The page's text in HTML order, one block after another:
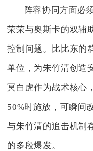
阵容协同方面必
荣荣与奥斯卡的双辅
控制问题。比比东的
单位，为朱竹清创造
冥白虎作为战术核心
50%时施放，可瞬间
与朱竹清的追击机制
的多段爆发。